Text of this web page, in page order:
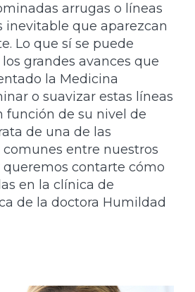
arrugas o líneas
inevitable que aparezcan
Lo que sí se puede
grandes avances que
la Medicina
o suavizar estas líneas
función de su nivel de
de una de las
entre nuestros
queremos contarte cómo
en la clínica de
de la doctora Humildad